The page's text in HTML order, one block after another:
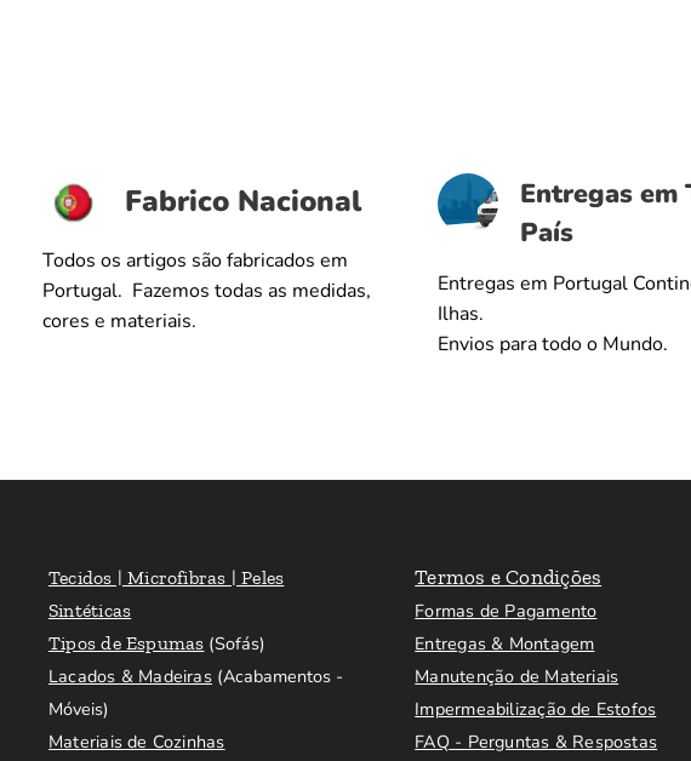
Fabrico Nacional
Todos os artigos são fabricados em
Portugal. Fazemos todas as medidas,
cores e materiais.
Entregas em
País
Entregas em Portugal
Ilhas.
Envios para todo o Mundo.
Tecidos | Microfibras | Peles
Sintéticas
Tipos de Espumas (Sofás)
Lacados & Madeiras(Acabamentos -
Móveis)
Materiais de Cozinhas
Termos e Condições
Formas de Pagamento
Entregas & Montagem
Manutenção de Materiais
Impermeabilização de Estofos
FAQ - Perguntas & Respostas